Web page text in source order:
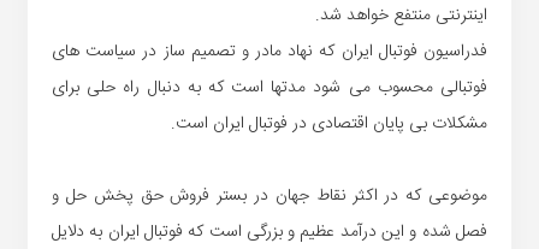
اینترنتی منتفع خواهد شد.
فدراسیون فوتبال ایران که نهاد مادر و تصمیم ساز در سیاست های
فوتبالی محسوب می شود مدتها است که به دنبال راه حلی برای
مشکلات بی پایان اقتصادی در فوتبال ایران است.
موضوعی که در اکثر نقاط جهان در بستر فروش حق پخش حل و
فصل شده و این درآمد عظیم و بزرگی است که فوتبال ایران به دلایل